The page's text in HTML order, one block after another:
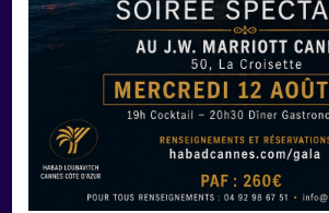
Manger Cacher
Liste des restaurants cacher
Restaurants cacher à Paris
Restaurants cacher à Deauville
Restaurants cacher à Lyon